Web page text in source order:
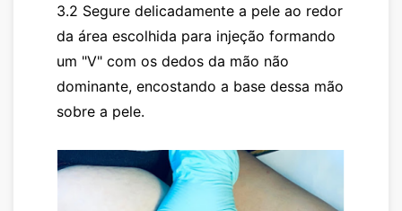
3.2 Segure delicadamente a pele ao redor
da área escolhida para injeção formando
um "V" com os dedos da mão não
dominante, encostando a base dessa mão
sobre a pele.